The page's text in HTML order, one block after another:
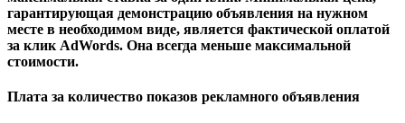
гарантирующая демонстрацию объявления на нужном
месте в необходимом виде, является фактической оплатой
за клик AdWords. Она всегда меньше максимальной
стоимости.
Плата за количество показов рекламного объявления